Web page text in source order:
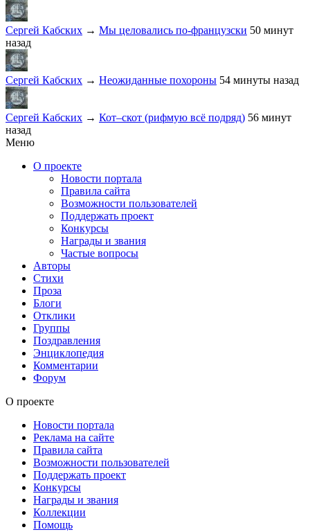
Сергей Кабских → Мы целовались по-французски 50 минут
назад
Сергей Кабских → Неожиданные похороны 54 минуты назад
Сергей Кабских → Кот–скот (рифмую всё подряд) 56 минут
назад
Меню
О проекте
Новости портала
Правила сайта
Возможности пользователей
Поддержать проект
Конкурсы
Награды и звания
Частые вопросы
Авторы
Стихи
Проза
Блоги
Отклики
Группы
Поздравления
Энциклопедия
Комментарии
Форум
О проекте
Новости портала
Реклама на сайте
Правила сайта
Возможности пользователей
Поддержать проект
Конкурсы
Награды и звания
Коллекции
Помощь